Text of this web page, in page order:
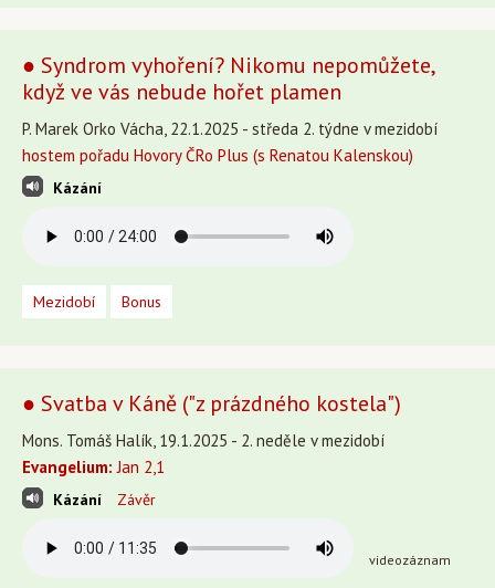
● Syndrom vyhoření? Nikomu nepomůžete,
když ve vás nebude hořet plamen
P. Marek Orko Vácha, 22.1.2025 - středa 2. týdne v mezidobí
hostem pořadu Hovory ČRo Plus (s Renatou Kalenskou)
Kázání
Mezidobí Bonus
● Svatba v Káně ("z prázdného kostela")
Mons. Tomáš Halík, 19.1.2025 - 2. neděle v mezidobí
Evangelium: Jan 2,1
Kázání Závěr
videozáznam